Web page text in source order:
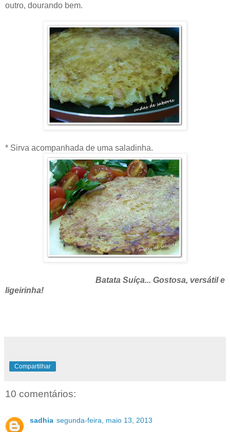
outro, dourando bem.
* Sirva acompanhada de uma saladinha.
Batata Suíça... Gostosa, versátil e
ligeirinha!
Compartilhar
10 comentários:
sadhia segunda-feira, maio 13, 2013